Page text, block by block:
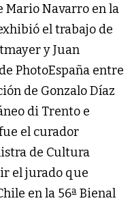
Mario Navarro en la
el trabajo de
y Juan
PhotoEspaña entre
de Gonzalo Díaz
di Trento e
el curador
de Cultura
el jurado que
en la 56ª Bienal